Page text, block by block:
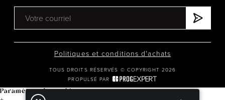
Politiques et conditions d'achats
TOUS DROITS RÉSERVÉS © COPYRIGHT 2026
PROPULSÉ PAR
Paramètres de cookies